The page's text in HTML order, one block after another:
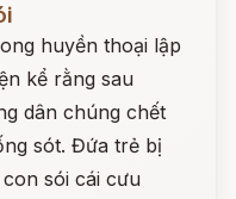
huyền thoại lập
kể rằng sau
dân chúng chết
sót. Đứa trẻ bị
sói cái cưu